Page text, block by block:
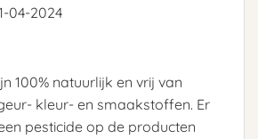
04-2024
100% natuurlijk en vrij van
kleur- en smaakstoffen. Er
pesticide op de producten